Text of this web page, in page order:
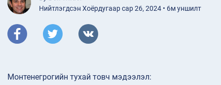
Нийтлэгдсэн Хоёрдугаар сар 26, 2024 • 6м уншилт
Монтенегрогийн тухай товч мэдээлэл: